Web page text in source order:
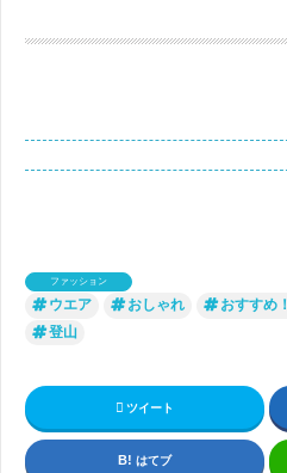
ファッション
ウエア おしゃれ おすすめ！
登山
ツイート
はてブ